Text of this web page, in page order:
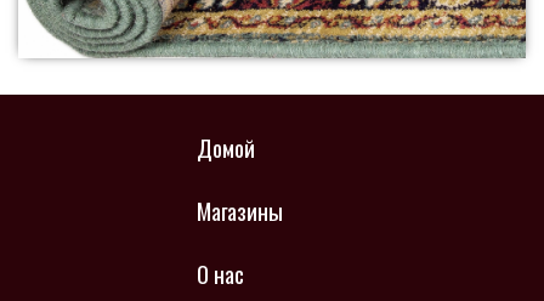
Домой
Магазины
О нас